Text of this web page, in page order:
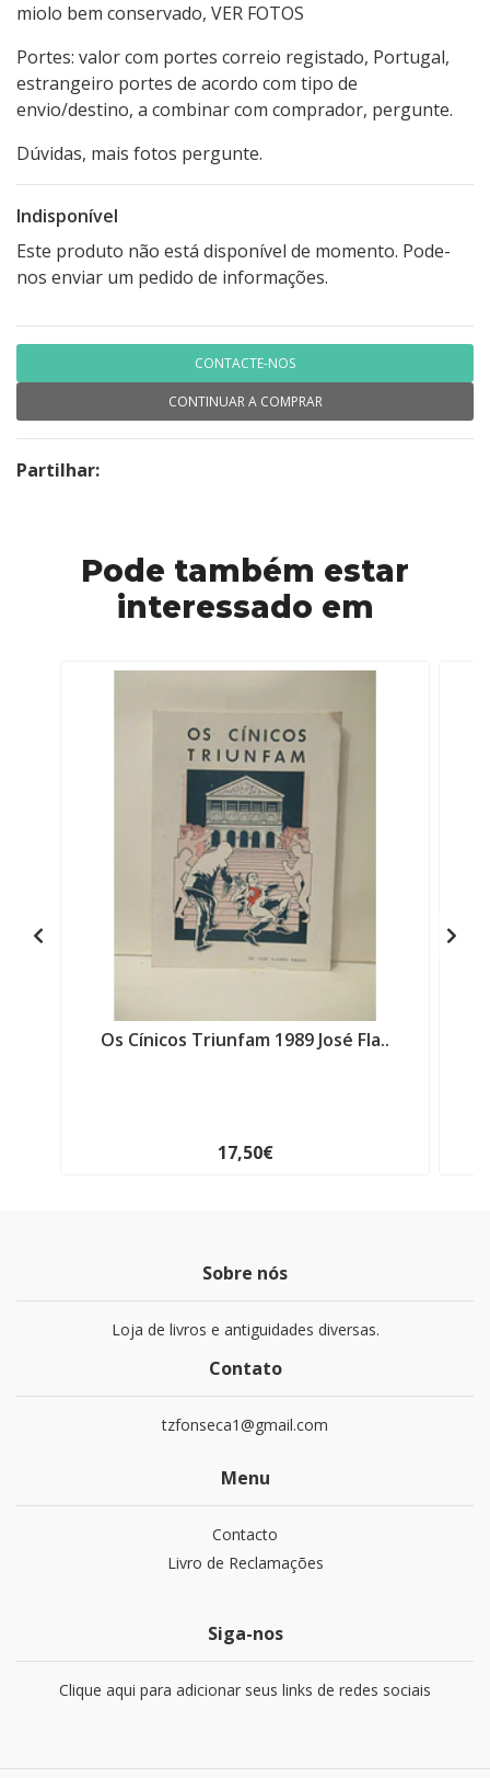
miolo bem conservado, VER FOTOS
Portes: valor com portes correio registado, Portugal,
estrangeiro portes de acordo com tipo de
envio/destino, a combinar com comprador, pergunte.
Dúvidas, mais fotos pergunte.
Indisponível
Este produto não está disponível de momento. Pode-
nos enviar um pedido de informações.
CONTACTE-NOS
CONTINUAR A COMPRAR
Partilhar:
Pode também estar
interessado em
Os Cínicos Triunfam 1989 José Fla..
17,50€
Sobre nós
Loja de livros e antiguidades diversas.
Contato
tzfonseca1@gmail.com
Menu
Contacto
Livro de Reclamações
Siga-nos
Clique aqui para adicionar seus links de redes sociais